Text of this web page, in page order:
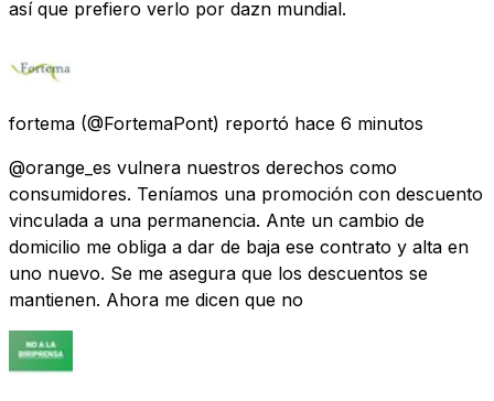
así que prefiero verlo por dazn mundial.
fortema (@FortemaPont) reportó hace 6 minutos
@orange_es vulnera nuestros derechos como
consumidores. Teníamos una promoción con descuento
vinculada a una permanencia. Ante un cambio de
domicilio me obliga a dar de baja ese contrato y alta en
uno nuevo. Se me asegura que los descuentos se
mantienen. Ahora me dicen que no